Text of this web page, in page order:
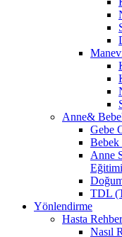
Anne&
Gebe
Bebek
Anne
Eğitimi
TDL
Yönlendirme
Hasta
Nasıl